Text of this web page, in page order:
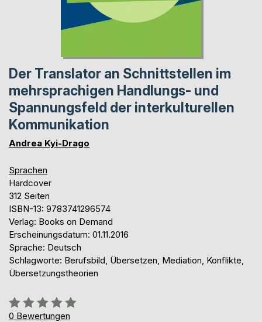
Der Translator an Schnittstellen im
mehrsprachigen Handlungs- und
Spannungsfeld der interkulturellen
Kommunikation
Andrea Kyi-Drago
Sprachen
Hardcover
312 Seiten
ISBN-13: 9783741296574
Verlag: Books on Demand
Erscheinungsdatum: 01.11.2016
Sprache: Deutsch
Schlagworte: Berufsbild, Übersetzen, Mediation, Konflikte,
Übersetzungstheorien
Bewertung::
0%
0 Bewertungen